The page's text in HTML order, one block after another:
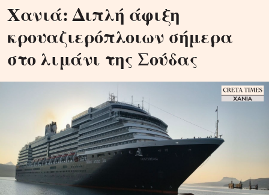
Χανιά: Διπλή άφιξη
κρουαζιερόπλοιων σήμερα
στο λιμάνι της Σούδας